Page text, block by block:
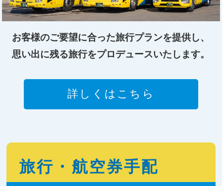
お客様のご要望に合った旅行プランを提供し、
思い出に残る旅行をプロデュースいたします。
詳しくはこちら
旅行・航空券手配